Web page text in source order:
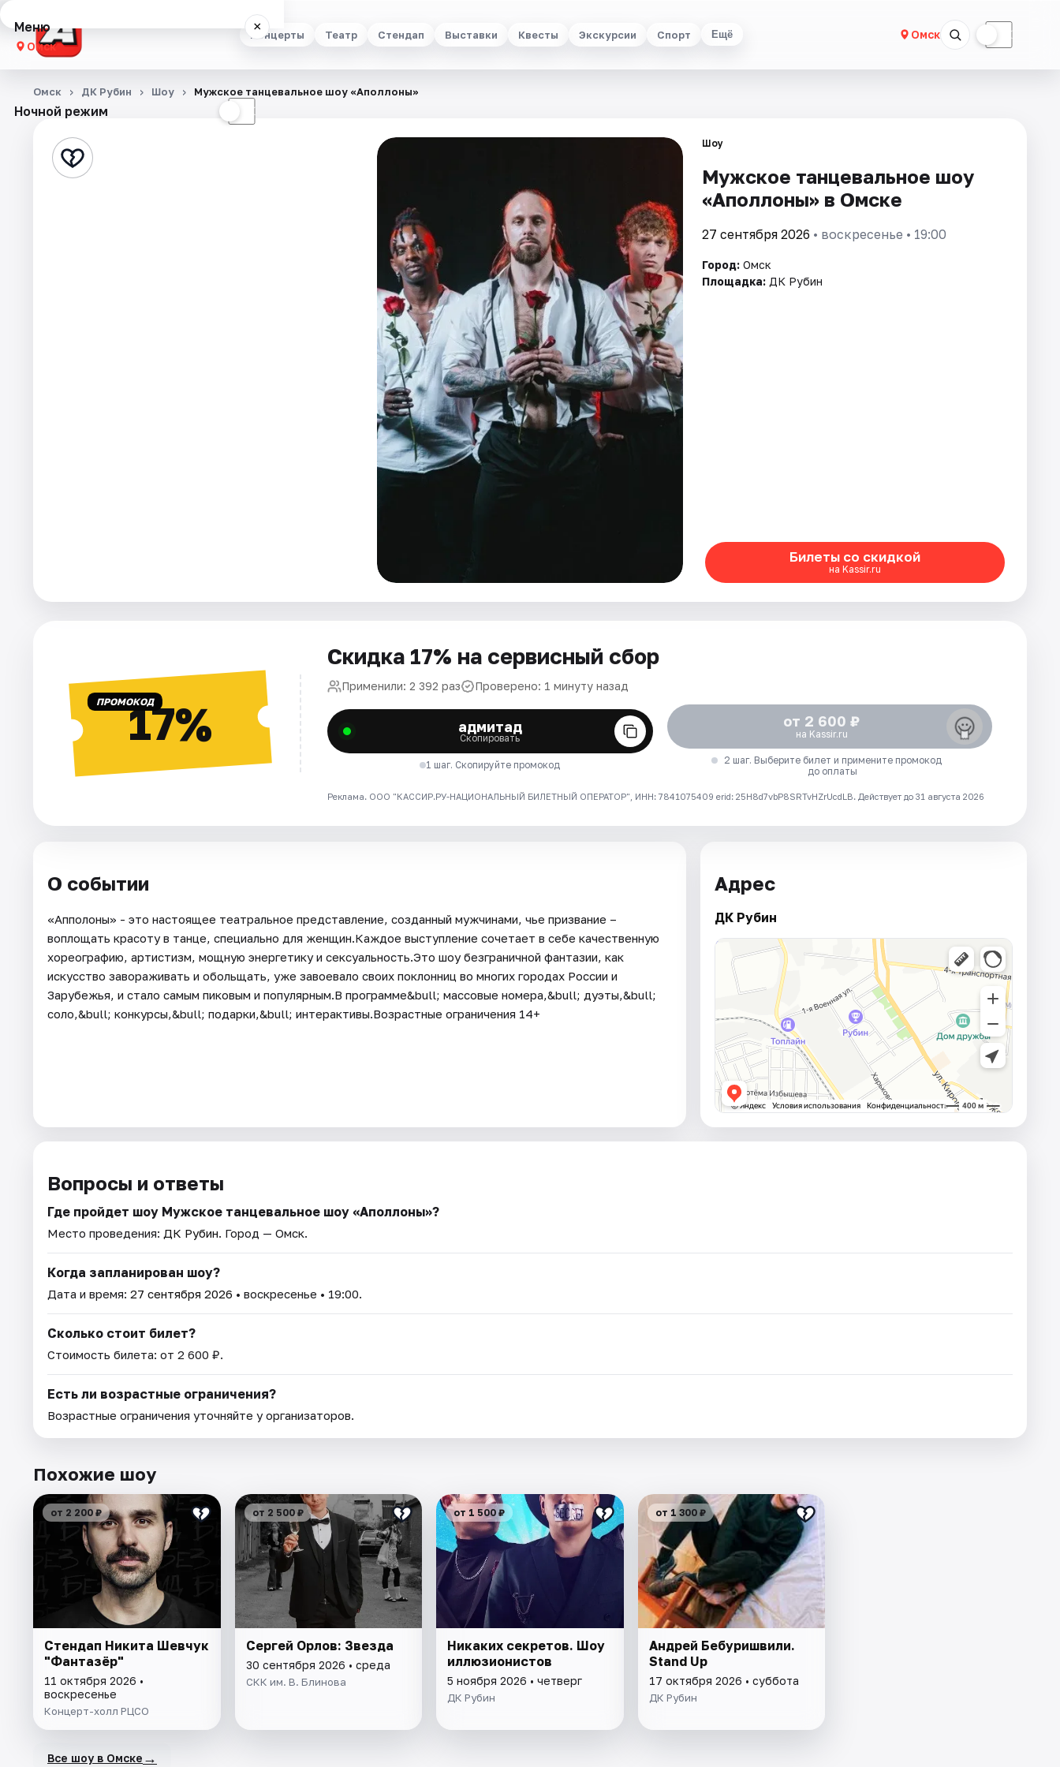
Концерты Театр Стендап Выставки Квесты Экскурсии Спорт Ещё Омск ☾
Меню ×
Омск
Концерты
Стендап
Ночной режим ☾
Омск ДК Рубин Шоу Мужское танцевальное шоу «Аполлоны»
Шоу
Мужское танцевальное шоу
«Аполлоны» в Омске
27 сентября 2026 • воскресенье • 19:00
Город: Омск
Площадка: ДК Рубин
Билеты со скидкой
на Kassir.ru
ПРОМОКОД17%
Скидка 17% на сервисный сбор
Применили: 2 392 раз Проверено: 1 минуту назад
адмитад
Скопировать
1 шаг. Скопируйте промокод
от 2 600 ₽
на Kassir.ru
2 шаг. Выберите билет и примените промокод
до оплаты
Реклама. ООО "КАССИР.РУ-НАЦИОНАЛЬНЫЙ БИЛЕТНЫЙ ОПЕРАТОР", ИНН: 7841075409 erid: 25H8d7vbP8SRTvHZrUcdLB. Действует до 31 августа 2026
О событии
«Апполоны» - это настоящее театральное представление, созданный мужчинами, чье призвание –
воплощать красоту в танце, специально для женщин.Каждое выступление сочетает в себе качественную
хореографию, артистизм, мощную энергетику и сексуальность.Это шоу безграничной фантазии, как
искусство завораживать и обольщать, уже завоевало своих поклонниц во многих городах России и
Зарубежья, и стало самым пиковым и популярным.В программе&bull; массовые номера,&bull; дуэты,&bull;
соло,&bull; конкурсы,&bull; подарки,&bull; интерактивы.Возрастные ограничения 14+
Адрес
ДК Рубин
Вопросы и ответы
Где пройдет шоу Мужское танцевальное шоу «Аполлоны»?
Место проведения: ДК Рубин. Город — Омск.
Когда запланирован шоу?
Дата и время: 27 сентября 2026 • воскресенье • 19:00.
Сколько стоит билет?
Стоимость билета: от 2 600 ₽.
Есть ли возрастные ограничения?
Возрастные ограничения уточняйте у организаторов.
Похожие шоу
от 2 200 ₽
Стендап Никита Шевчук
"Фантазёр"
11 октября 2026 •
воскресенье
Концерт-холл РЦСО
от 2 500 ₽
Сергей Орлов: Звезда
30 сентября 2026 • среда
СКК им. В. Блинова
от 1 500 ₽
Никаких секретов. Шоу
иллюзионистов
5 ноября 2026 • четверг
ДК Рубин
от 1 300 ₽
Андрей Бебуришвили.
Stand Up
17 октября 2026 • суббота
ДК Рубин
Все шоу в Омске →